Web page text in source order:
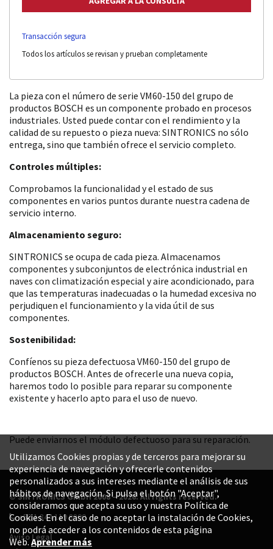
Transacción segura
Todos los artículos se revisan y prueban completamente
La pieza con el número de serie VM60-150 del grupo de
productos BOSCH es un componente probado en procesos
industriales. Usted puede contar con el rendimiento y la
calidad de su repuesto o pieza nueva: SINTRONICS no sólo
entrega, sino que también ofrece el servicio completo.
Controles múltiples:
Comprobamos la funcionalidad y el estado de sus
componentes en varios puntos durante nuestra cadena de
servicio interno.
Almacenamiento seguro:
SINTRONICS se ocupa de cada pieza. Almacenamos
componentes y subconjuntos de electrónica industrial en
naves con climatización especial y aire acondicionado, para
que las temperaturas inadecuadas o la humedad excesiva no
perjudiquen el funcionamiento y la vida útil de sus
componentes.
Sostenibilidad:
Confíenos su pieza defectuosa VM60-150 del grupo de
productos BOSCH. Antes de ofrecerle una nueva copia,
haremos todo lo posible para reparar su componente
existente y hacerlo apto para el uso de nuevo.
Puede enviarnos el módulo defectuoso para su reparación.
© SINTRONICS GmbH 2008 – 2026. All rights reserved.
+52 1 844 119 8800
Aviso Legal
Utilizamos Cookies propias y de terceros para mejorar su
experiencia de navegación y ofrecerle contenidos
personalizados a sus intereses mediante el análisis de sus
hábitos de navegación. Si pulsa el botón "Aceptar",
consideramos que acepta su uso y nuestra Política de
Cookies. En el caso de no aceptar la instalación de Cookies,
no podrá acceder a los contenidos de esta página
Web.Aprender más